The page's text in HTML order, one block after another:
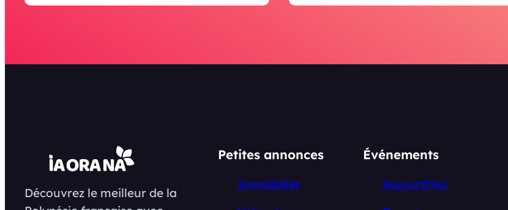
Découvrez le meilleur de la
Petites annonces
Immobilier
Événements
Aujourd’hui